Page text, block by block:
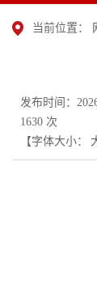
当前位置：
发布时间：
1630 次
【字体大小：